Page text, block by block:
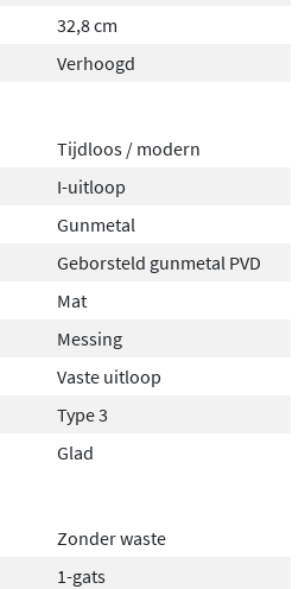
32,8 cm
Verhoogd
Tijdloos / modern
I-uitloop
Gunmetal
Geborsteld gunmetal PVD
Mat
Messing
Vaste uitloop
Type 3
Glad
Zonder waste
1-gats